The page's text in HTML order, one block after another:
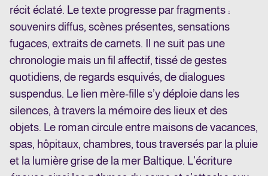
récit éclaté. Le texte progresse par fragments :
souvenirs diffus, scènes présentes, sensations
fugaces, extraits de carnets. Il ne suit pas une
chronologie mais un fil affectif, tissé de gestes
quotidiens, de regards esquivés, de dialogues
suspendus. Le lien mère-fille s’y déploie dans les
silences, à travers la mémoire des lieux et des
objets. Le roman circule entre maisons de vacances,
spas, hôpitaux, chambres, tous traversés par la pluie
et la lumière grise de la mer Baltique. L’écriture